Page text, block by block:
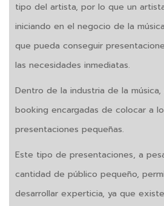
tipo del artista, por lo que un
iniciando en el negocio de la
que pueda conseguir
las necesidades inmediatas.
Dentro de la industria de la
booking encargadas de colocar a
presentaciones pequeñas.
Este tipo de presentaciones, a
cantidad de público pequeño,
desarrollar experticia, ya que